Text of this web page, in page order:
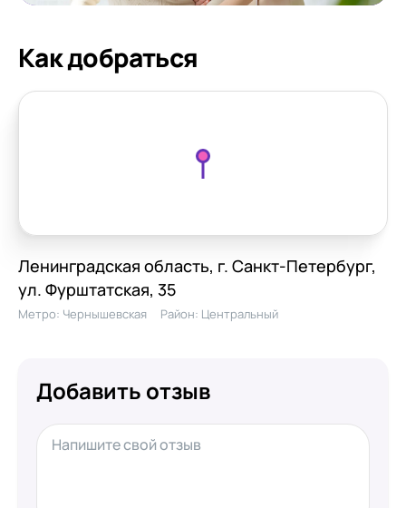
Как добраться
Ленинградская область, г. Санкт-Петербург,
ул. Фурштатская, 35
Метро: Чернышевская Район: Центральный
Добавить отзыв